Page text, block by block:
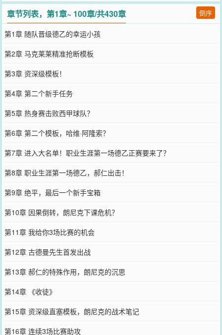
章节列表，第1章~ 100章/共430章 倒序
第1章 随队晋级德乙的幸运小孩
第2章 马克莱莱精准抢断模板
第3章 资深级模板！
第4章 第二个新手任务
第5章 热身赛击败西甲球队？
第6章 第二个模板，哈维·阿隆索？
第7章 进入大名单！职业生涯第一场德乙正赛要来了？
第8章 职业生涯第一场德乙，郝仁出击！
第9章 绝平，最后一个新手宝箱
第10章 因果倒转，朗尼克下课危机？
第11章 我给你3场比赛的机会
第12章 古德曼先生首发出战
第13章 郝仁的特殊作用，朗尼克的沉思
第14章 《收徒》
第15章 资深级直塞模板，朗尼克的战术笔记
第16章 连续3场比赛助攻